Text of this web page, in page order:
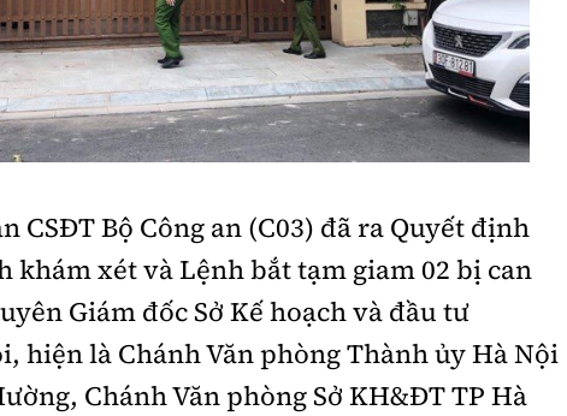
CSĐT Bộ Công an (C03) đã ra Quyết định
khám xét và Lệnh bắt tạm giam 02 bị can
Giám đốc Sở Kế hoạch và đầu tư
hiện là Chánh Văn phòng Thành ủy Hà Nội
Chánh Văn phòng Sở KH&ĐT TP Hà